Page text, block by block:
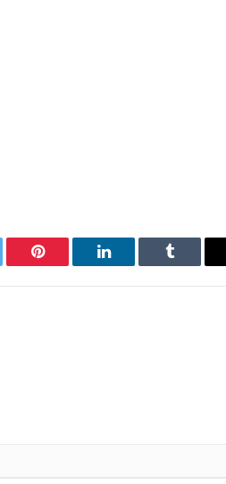
Pinterest LinkedIn Tumblr